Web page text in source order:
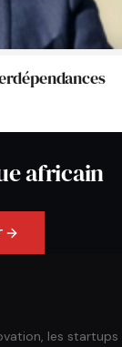
africain
les startups